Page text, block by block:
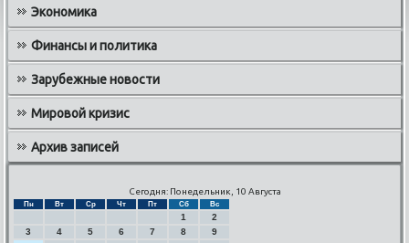
Экономика
Финансы и политика
Зарубежные новости
Мировой кризис
Архив записей
Сегодня: Понедельник, 10 Августа
Пн Вт Ср Чт Пт Сб Вс
1
2
3
4 5 6 7 8
9